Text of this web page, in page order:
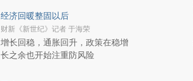
经济回暖整固以后
财新《新世纪》记者 于海荣
增长回稳，通胀回升，政策在稳增
长之余也开始注重防风险